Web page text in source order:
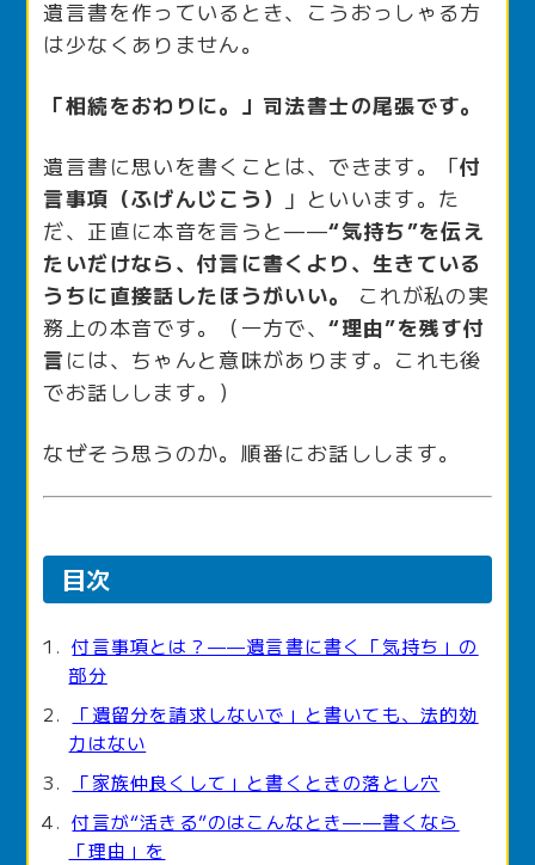
遺言書を作っているとき、こうおっしゃる方
は少なくありません。
「相続をおわりに。」司法書士の尾張です。
遺言書に思いを書くことは、できます。「付
言事項（ふげんじこう）
」といいます。た
だ、正直に本音を言うと——“気持ち”を伝え
たいだけなら、付言に書くより、生きている
うちに直接話したほうがいい。
これが私の実
務上の本音です。（一方で、“理由”を残す付
言 には、ちゃんと意味があります。これも後
でお話しします。）
なぜそう思うのか。順番にお話しします。
目次
付言事項とは？——遺言書に書く「気持ち」の
部分
「遺留分を請求しないで」と書いても、法的効
力はない
「家族仲良くして」と書くときの落とし穴
付言が“活きる”のはこんなとき——書くなら
「理由」を